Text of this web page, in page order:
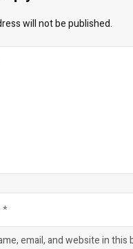
will not be published.
email, and website in